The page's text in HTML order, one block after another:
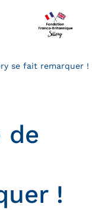
se fait remarquer !
de
!